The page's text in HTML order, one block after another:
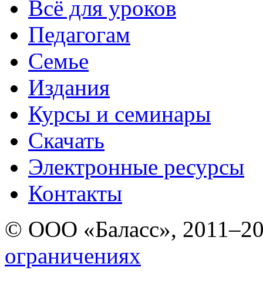
Всё для уроков
Педагогам
Семье
Издания
Курсы и семинары
Скачать
Электронные ресурcы
Контакты
© ООО «Баласс»,
ограничениях